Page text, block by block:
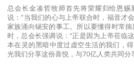
总会长金凑哲牧师首先将荣耀归给恩
说：“当我们的心与上帝联合时，福音才
家族涌向锡安的事工。所以要懂得时常
时，总会长强调说：“正是因为上帝莅临
本在灵的黑暗中度过虚空生活的我们，
光我们分享这份喜悦，与70亿人类共同分